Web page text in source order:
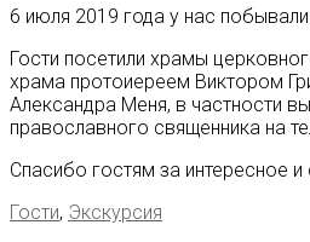
6 июля 2019 года у нас
Гости посетили храмы
храма протоиереем Виктором
Александра Меня, в частности
православного священника на
Спасибо гостям за интересное
Гости, Экскурсия